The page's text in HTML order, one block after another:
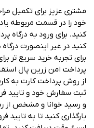
مشتری عزیز برای تکمیل
خود را در قسمت مربوطه
کنید. برای ورود به درگاه
کنید در غیر اینصورت
برای تجربه خرید سریع تر
پرداخت امن زرین پال
از روش پرداخت کارت به
ثبت سفارش خود و تایید
و رسید خوانا و مشخص
بارگذاری کنید تا به